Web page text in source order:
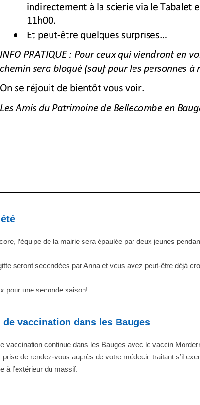
l’équipe de la mairie sera épaulée par deux jeunes
seront secondées par Anna et vous avez peut-être déjà
pour une seconde saison!
de vaccination dans les Bauges
vaccination continue dans les Bauges avec le vaccin
prise de rendez-vous auprès de votre médecin traitant s’il
à l’extérieur du massif.